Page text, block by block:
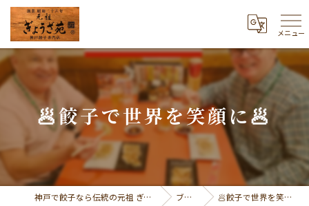
メニュー
🥟餃子で世界を笑顔に🥟
神戸で餃子なら伝統の元祖 ぎょうざ苑 ブログ 🥟餃子で世界を笑顔に🥟